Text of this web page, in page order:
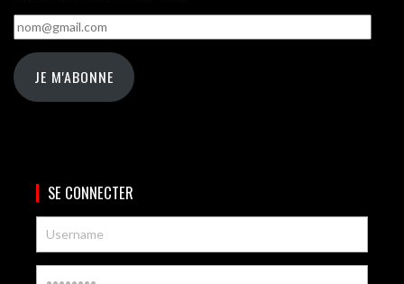
nom@gmail.com
JE M'ABONNE
SE CONNECTER